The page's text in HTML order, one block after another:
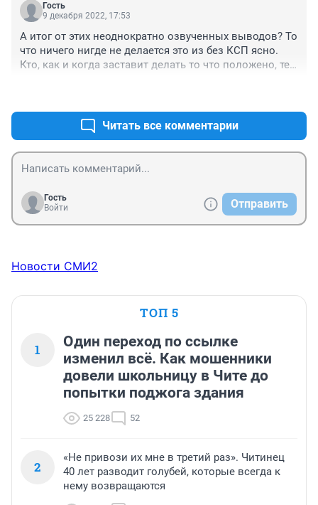
Гость
9 декабря 2022, 17:53
А итог от этих неоднократно озвученных выводов? То
что ничего нигде не делается это из без КСП ясно.
Кто, как и когда заставит делать то что положено, тем
Читать все комментарии
Гость
Войти
Отправить
Новости СМИ2
ТОП 5
1
Один переход по ссылке
изменил всё. Как мошенники
довели школьницу в Чите до
попытки поджога здания
25 228 52
2
«Не привози их мне в третий раз». Читинец
40 лет разводит голубей, которые всегда к
нему возвращаются